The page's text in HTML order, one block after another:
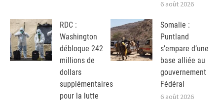
6 août 2026
RDC :
Washington
débloque 242
millions de
dollars
supplémentaires
pour la lutte
Somalie :
Puntland
s’empare d’une
base alliée au
gouvernement
Fédéral
6 août 2026